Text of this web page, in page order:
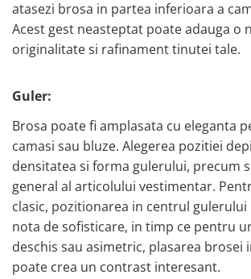
atasezi brosa in partea inferioara a
Acest gest neasteptat poate adauga o
originalitate si rafinament tinutei tale.
Guler:
Brosa poate fi amplasata cu eleganta
camasi sau bluze. Alegerea pozitiei
densitatea si forma gulerului, precum
general al articolului vestimentar.
clasic, pozitionarea in centrul gulerului
nota de sofisticare, in timp ce pentru
deschis sau asimetric, plasarea brosei
poate crea un contrast interesant.